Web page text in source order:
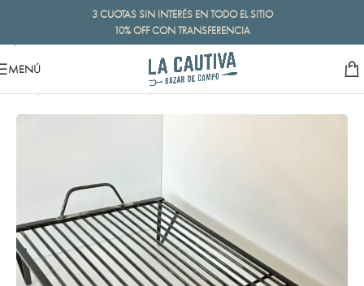
3 CUOTAS SIN INTERÉS EN TODO EL SITIO
10% OFF CON TRANSFERENCIA
MENÚ
Accesorios de asador/Parrillas